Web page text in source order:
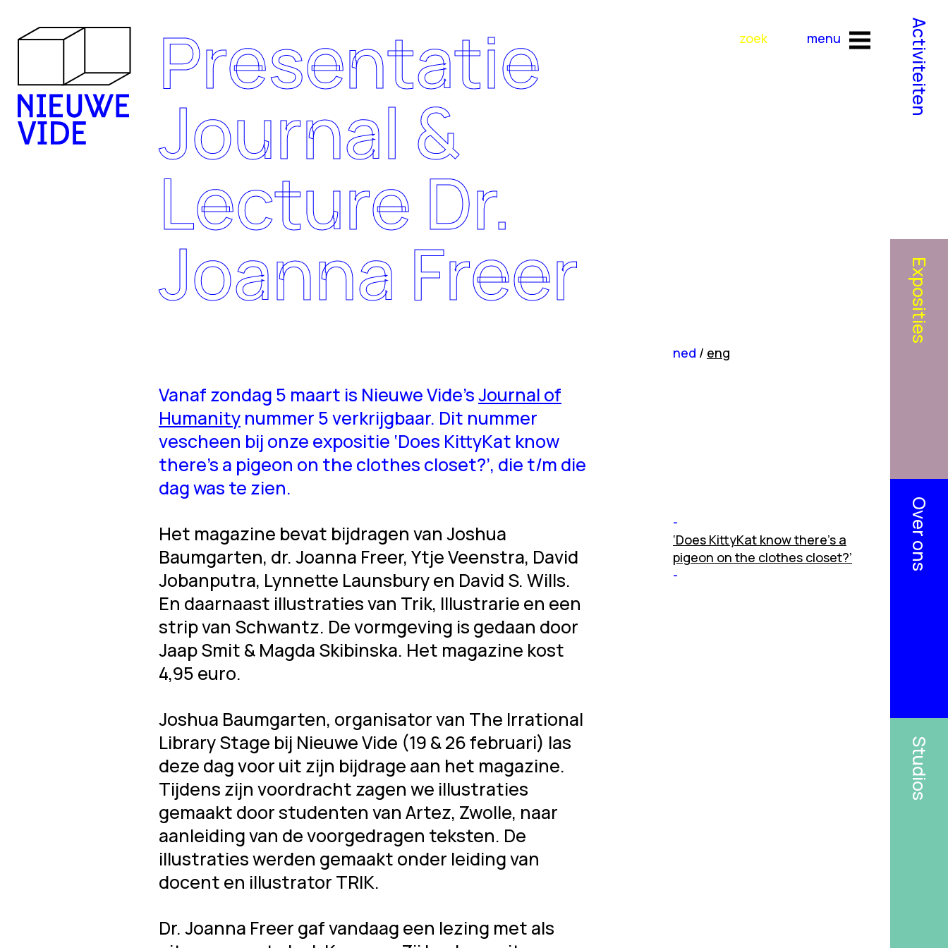
Presentatie
Journal &
Lecture Dr.
Joanna Freer
ned / eng
Vanaf zondag 5 maart is Nieuwe Vide’sJournal of
Humanity nummer 5 verkrijgbaar. Dit nummer
vescheen bij onze expositie ‘Does KittyKat know
there’s a pigeon on the clothes closet?’, die t/m die
dag was te zien.
Het magazine bevat bijdragen van Joshua
Baumgarten, dr. Joanna Freer, Ytje Veenstra, David
Jobanputra, Lynnette Launsbury en David S. Wills.
En daarnaast illustraties van Trik, Illustrarie en een
strip van Schwantz. De vormgeving is gedaan door
Jaap Smit & Magda Skibinska. Het magazine kost
4,95 euro.
Joshua Baumgarten, organisator van The Irrational
Library Stage bij Nieuwe Vide (19 & 26 februari) las
deze dag voor uit zijn bijdrage aan het magazine.
Tijdens zijn voordracht zagen we illustraties
gemaakt door studenten van Artez, Zwolle, naar
aanleiding van de voorgedragen teksten. De
illustraties werden gemaakt onder leiding van
docent en illustrator TRIK.
Dr. Joanna Freer gaf vandaag een lezing met als
‘Does KittyKat know there’s a
pigeon on the clothes closet?’
Activiteiten
Exposities
Over ons
Studios